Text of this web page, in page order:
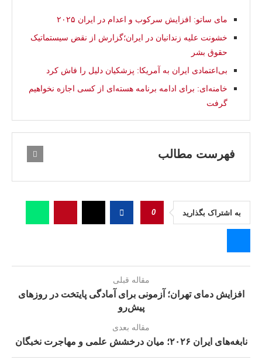
مای ساتو: افزایش سرکوب و اعدام در ایران ۲۰۲۵
خشونت علیه زندانیان در ایران؛گزارش از نقض سیستماتیک
حقوق بشر
بی‌اعتمادی ایران به آمریکا: پزشکیان دلیل را فاش کرد
خامنه‌ای: برای ادامه برنامه هسته‌ای‌ از کسی اجازه نخواهیم
گرفت
فهرست مطالب
به اشتراک بگذارید 0
مقاله قبلی
افزایش دمای تهران؛ آزمونی برای آمادگی پایتخت در روزهای
پیش‌رو
مقاله بعدی
نابغه‌های ایران ۲۰۲۶؛ میان درخشش علمی و مهاجرت نخبگان